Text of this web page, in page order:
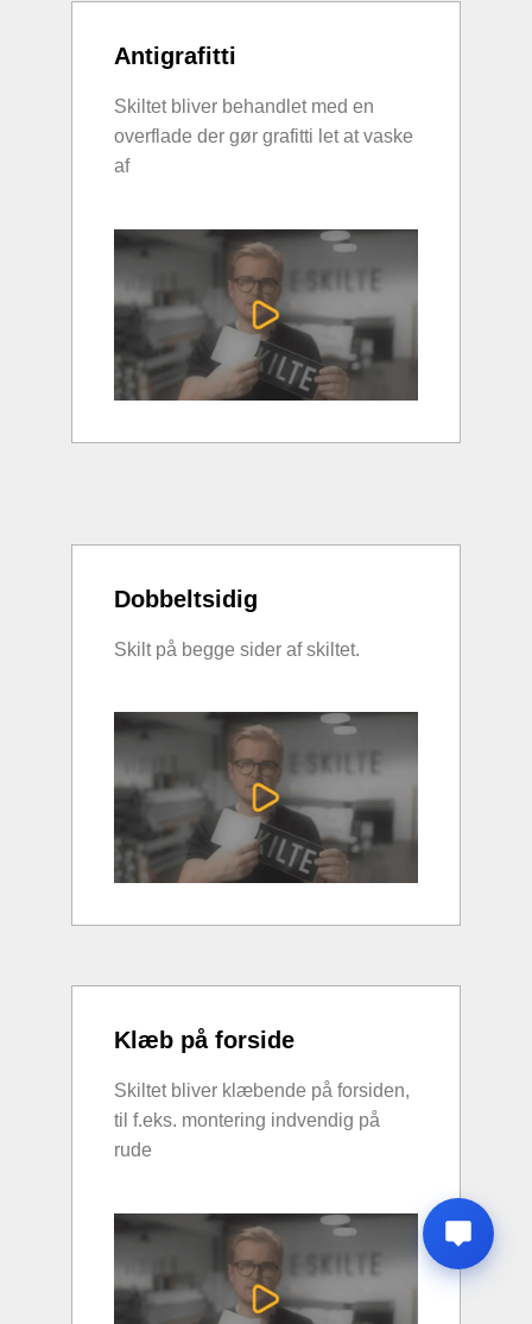
Antigrafitti
Skiltet bliver behandlet med en
overflade der gør grafitti let at vaske
af
Dobbeltsidig
Skilt på begge sider af skiltet.
Klæb på forside
Skiltet bliver klæbende på forsiden,
til f.eks. montering indvendig på
rude